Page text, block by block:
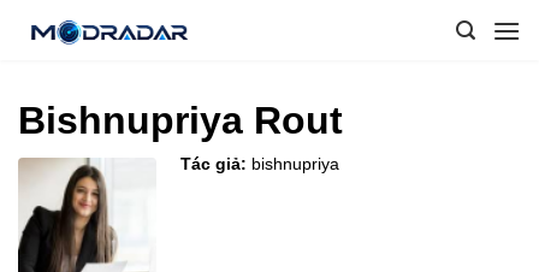
Bishnupriya Rout
Tác giả: bishnupriya